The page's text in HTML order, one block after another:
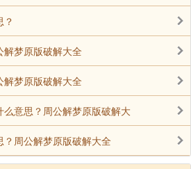
解梦原版破解大全
解梦原版破解大全
意思？周公解梦原版破解大
周公解梦原版破解大全